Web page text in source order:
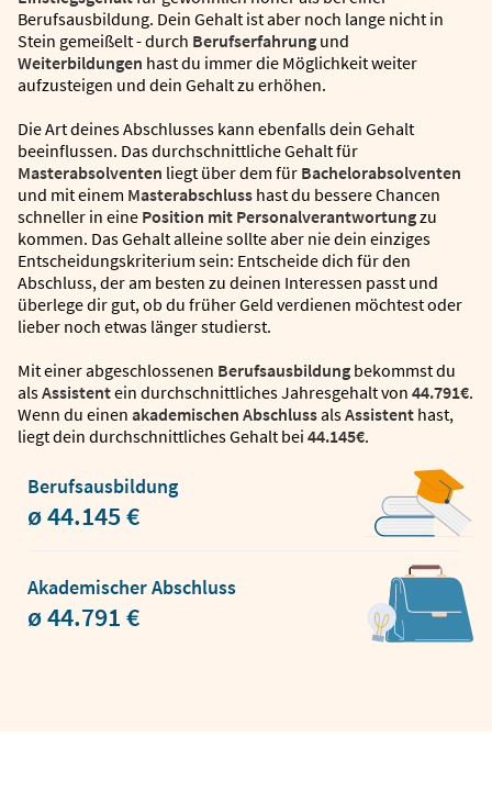
Berufsausbildung. Dein Gehalt ist aber noch lange nicht in
Stein gemeißelt - durch Berufserfahrung und
Weiterbildungen hast du immer die Möglichkeit weiter
aufzusteigen und dein Gehalt zu erhöhen.
Die Art deines Abschlusses kann ebenfalls dein Gehalt
beeinflussen. Das durchschnittliche Gehalt für
Masterabsolventen liegt über dem für Bachelorabsolventen
und mit einem Masterabschluss hast du bessere Chancen
schneller in eine Position mit Personalverantwortungzu
kommen. Das Gehalt alleine sollte aber nie dein einziges
Entscheidungskriterium sein: Entscheide dich für den
Abschluss, der am besten zu deinen Interessen passt und
überlege dir gut, ob du früher Geld verdienen möchtest oder
lieber noch etwas länger studierst.
Mit einer abgeschlossenen Berufsausbildung bekommst du
alsAssistentein durchschnittliches Jahresgehalt von 44.791€.
Wenn du einen akademischen AbschlussalsAssistent hast,
liegt dein durchschnittliches Gehalt bei 44.145€.
Berufsausbildung
ø 44.145 €
Akademischer Abschluss
ø 44.791 €